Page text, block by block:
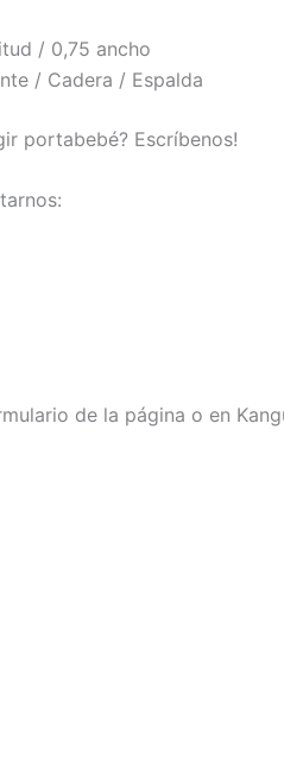
/ 0,75 ancho
/ Cadera / Espalda
portabebé? Escríbenos!
de la página o en